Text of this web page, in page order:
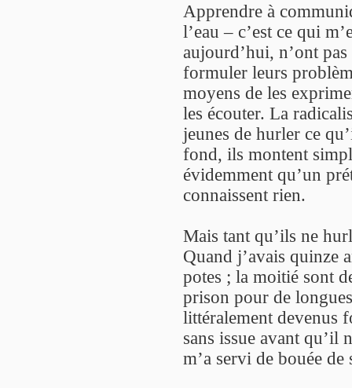
Apprendre à
l’eau – c’est ce qui
aujourd’hui, n’ont
formuler leurs
moyens de les
les écouter. La
jeunes de hurler ce
fond, ils montent
évidemment qu’un
connaissent rien.
Mais tant qu’ils ne
Quand j’avais quinze
potes ; la moitié sont
prison pour de
littéralement devenus
sans issue avant qu’il
m’a servi de bouée de